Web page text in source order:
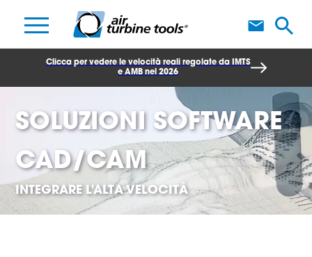
Clicca per vedere le velocità reali regolate da IMTS
e AMB nel 2026
SOLUZIONI SOFTWARE
CAD/CAM
INTEGRARE L'ALTA VELOCITÀ